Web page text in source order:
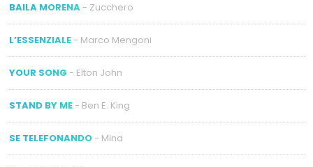
BAILA MORENA- Zucchero
L’ESSENZIALE- Marco Mengoni
YOUR SONG - Elton John
STAND BY ME- Ben E. King
SE TELEFONANDO- Mina